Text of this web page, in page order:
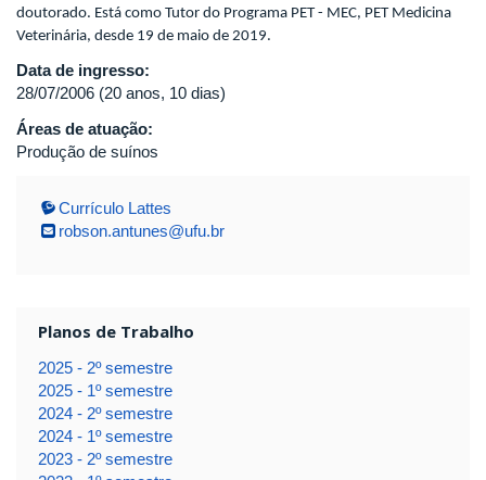
doutorado. Está como Tutor do Programa PET - MEC, PET Medicina
Veterinária, desde 19 de maio de 2019.
Data de ingresso:
28/07/2006 (20 anos, 10 dias)
Áreas de atuação:
Produção de suínos
Currículo Lattes
robson.antunes@ufu.br
Planos de Trabalho
2025 - 2º semestre
2025 - 1º semestre
2024 - 2º semestre
2024 - 1º semestre
2023 - 2º semestre